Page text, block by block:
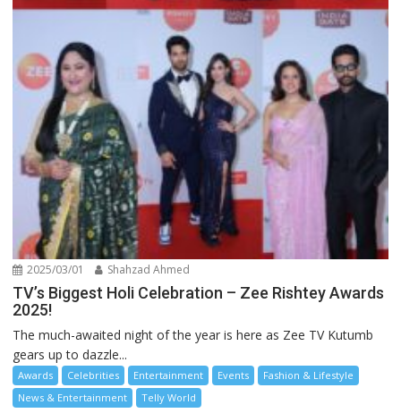
2025/03/01 Shahzad Ahmed
TV’s Biggest Holi Celebration – Zee Rishtey Awards
2025!
The much-awaited night of the year is here as Zee TV Kutumb
gears up to dazzle...
Awards Celebrities Entertainment Events
Fashion & Lifestyle
News & Entertainment
Telly World